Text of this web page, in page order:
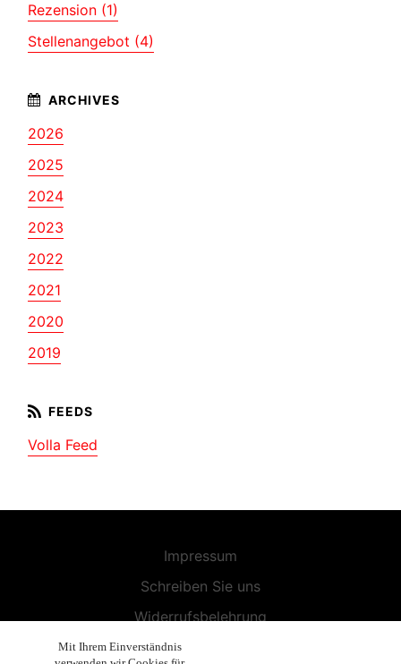
Rezension (1)
Stellenangebot (4)
2026
2025
2024
2023
2022
2021
2020
2019
Volla Feed
Impressum
Schreiben Sie uns
Widerrufsbelehrung
Allgemeine Geschäftsbedingungen
Mit Ihrem Einverständnis